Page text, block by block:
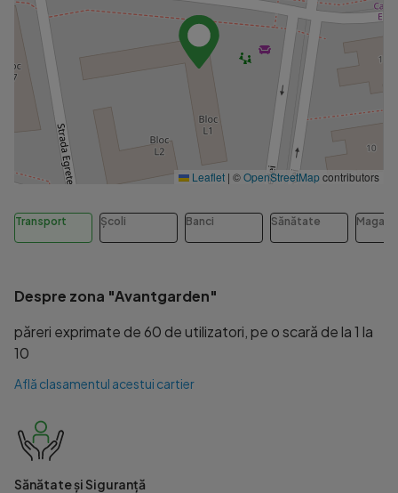
Leaflet | ©OpenStreetMapcontributors
Transport Școli Banci Sănătate
Despre zona "Avantgarden"
păreri exprimate de 60 de utilizatori, pe o scară de la 1 la
10
Află clasamentul acestui cartier
Sănătate și Siguranță